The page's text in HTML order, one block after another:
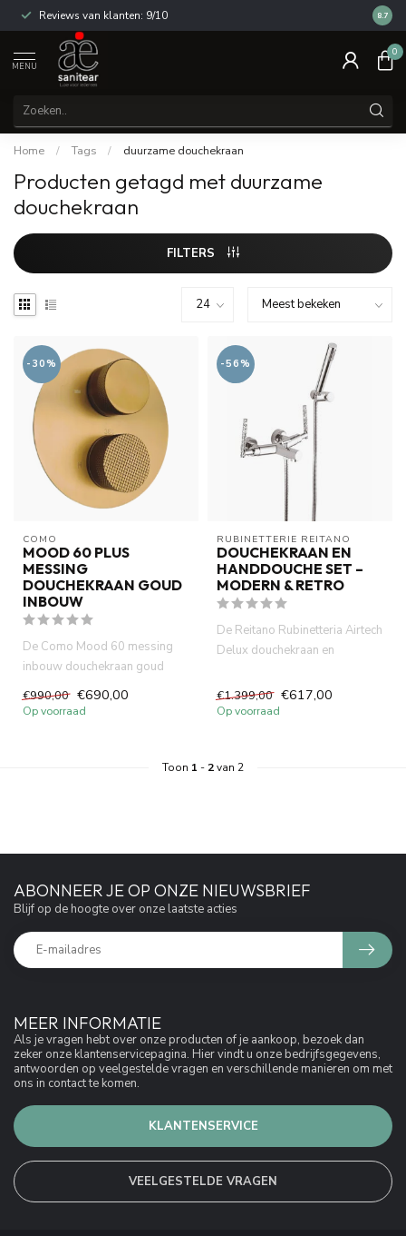
Reviews van klanten: 9/10 14
8.7
MENU
0
Home / Tags / duurzame douchekraan
Producten getagd met duurzame
douchekraan
FILTERS
-30%
COMO
MOOD 60 PLUS
MESSING
DOUCHEKRAAN GOUD
INBOUW
De Como Mood 60 messing
inbouw douchekraan goud
brengt direct luxe en warmte in
...
€990,00 €690,00
Op voorraad
-56%
RUBINETTERIE REITANO
DOUCHEKRAAN EN
HANDDOUCHE SET –
MODERN & RETRO
De Reitano Rubinetteria Airtech
Delux douchekraan en
m...
€1.399,00 €617,00
Op voorraad
Toon 1 - 2van 2
MEER INFORMATIE
Als je vragen hebt over onze producten of je aankoop, bezoek dan
zeker onze klantenservicepagina. Hier vindt u onze bedrijfsgegevens,
antwoorden op veelgestelde vragen en verschillende manieren om met
ons in contact te komen.
KLANTENSERVICE
VEELGESTELDE VRAGEN
ABONNEER JE OP ONZE NIEUWSBRIEF
Blijf op de hoogte over onze laatste acties